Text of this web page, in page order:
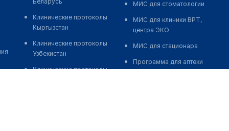
Клинические протоколы
Кыргызстан
Клинические протоколы
Узбекистан
Клинические протоколы
МИС для стоматологии
МИС для клиники ВРТ,
центра ЭКО
МИС для стационара
Программа для аптеки